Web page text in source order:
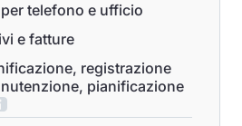
telefono e ufficio
e fatture
registrazione
pianificazione